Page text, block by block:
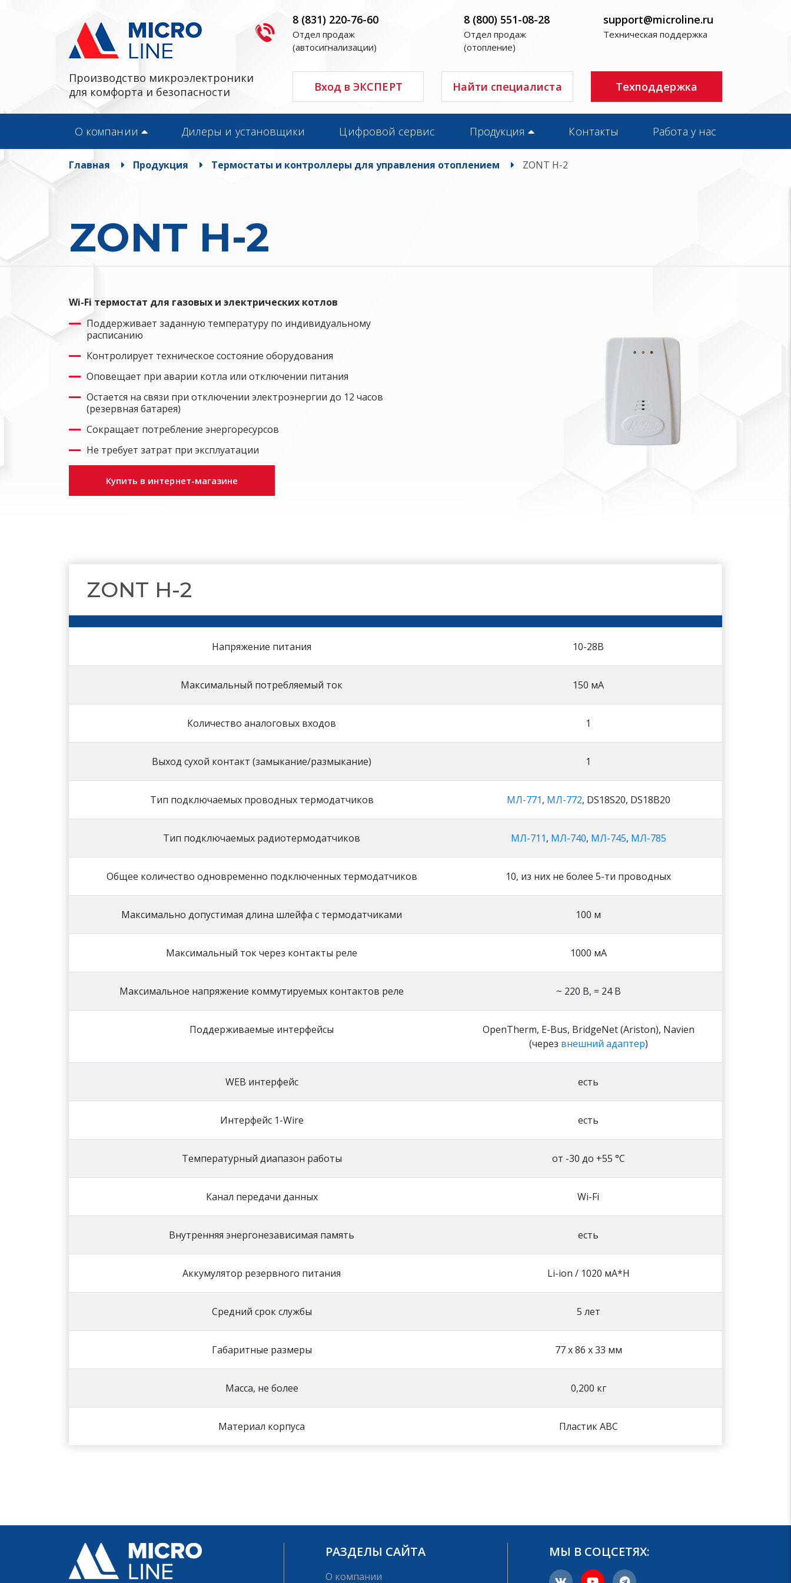
Производство микроэлектроники
для комфорта и безопасности
8 (831) 220-76-60
Отдел продаж
(автосигнализации)
8 (800) 551-08-28
Отдел продаж
(отопление)
support@microline.ru
Техническая поддержка
Вход в ЭКСПЕРТ Найти специалиста Техподдержка
О компании Дилеры и установщики Цифровой сервис Продукция Контакты Работа у нас
Главная Продукция Термостаты и контроллеры для управления отоплением ZONT H-2
ZONT H-2
Wi-Fi термостат для газовых и электрических котлов
Поддерживает заданную температуру по индивидуальному
расписанию
Контролирует техническое состояние оборудования
Оповещает при аварии котла или отключении питания
Остается на связи при отключении электроэнергии до 12 часов
(резервная батарея)
Сокращает потребление энергоресурсов
Не требует затрат при эксплуатации
Купить в интернет-магазине
ZONT H-2
Напряжение питания 10-28В
Максимальный потребляемый ток 150 мА
Количество аналоговых входов 1
Выход сухой контакт (замыкание/размыкание) 1
Тип подключаемых проводных термодатчиков МЛ-771, МЛ-772, DS18S20, DS18B20
Тип подключаемых радиотермодатчиков МЛ-711, МЛ-740, МЛ-745, МЛ-785
Общее количество одновременно подключенных термодатчиков 10, из них не более 5-ти проводных
Максимально допустимая длина шлейфа с термодатчиками 100 м
Максимальный ток через контакты реле 1000 мА
Максимальное напряжение коммутируемых контактов реле ~ 220 В, = 24 В
Поддерживаемые интерфейсы
OpenTherm, E-Bus, BridgeNet (Ariston), Navien
(через внешний адаптер)
WEB интерфейс есть
Интерфейс 1-Wire есть
Температурный диапазон работы от -30 до +55 °С
Канал передачи данных Wi-Fi
Внутренняя энергонезависимая память есть
Аккумулятор резервного питания Li-ion / 1020 мА*Н
Средний срок службы 5 лет
Габаритные размеры 77 х 86 х 33 мм
Масса, не более 0,200 кг
Материал корпуса Пластик АВС
РАЗДЕЛЫ САЙТА
О компании
МЫ В СОЦСЕТЯХ: